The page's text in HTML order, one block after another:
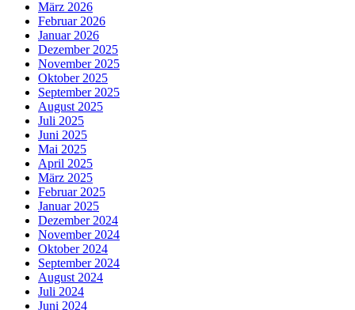
März 2026
Februar 2026
Januar 2026
Dezember 2025
November 2025
Oktober 2025
September 2025
August 2025
Juli 2025
Juni 2025
Mai 2025
April 2025
März 2025
Februar 2025
Januar 2025
Dezember 2024
November 2024
Oktober 2024
September 2024
August 2024
Juli 2024
Juni 2024